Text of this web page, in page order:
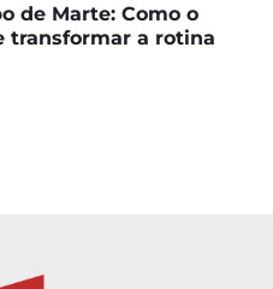
de Marte: Como o
transformar a rotina